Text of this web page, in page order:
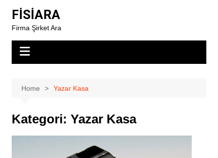
content
FİSİARA
Firma Şirket Ara
Home Yazar Kasa
Kategori: Yazar Kasa